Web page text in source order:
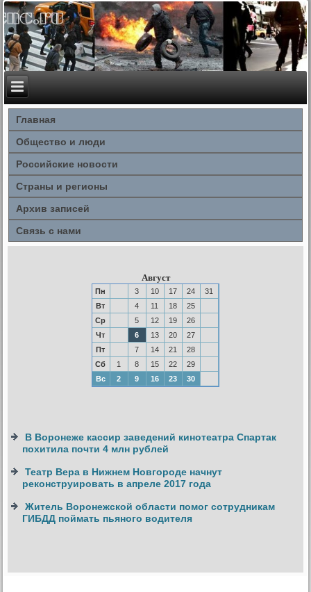
Главная
Общество и люди
Российские новости
Страны и регионы
Архив записей
Связь с нами
Август
Пн 3 10 17 24
31
Вт
4 11 18
25
Ср
5 12 19
26
Чт
6 13 20
27
Пт
7 14 21
28
Сб
1 8 15 22
29
Вс
2 9 16 23 30
В Воронеже кассир заведений кинотеатра Спартак
похитила почти 4 млн рублей
Театр Вера в Нижнем Новгороде начнут
реконструировать в апреле 2017 года
Житель Воронежской области помог сотрудникам
ГИБДД поймать пьяного водителя